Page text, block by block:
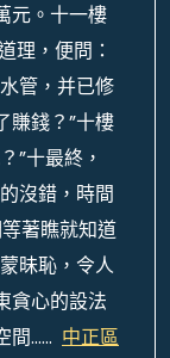
元。十一樓
理，便問：
管，并已修
賺錢？”十樓
”十最終，
沒錯，時間
著瞧就知道
昧恥，令人
貪心的設法
間…… 中正區